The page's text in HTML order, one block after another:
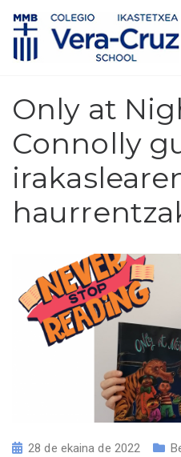
Only at
Connolly
28 de ekaina de 2022